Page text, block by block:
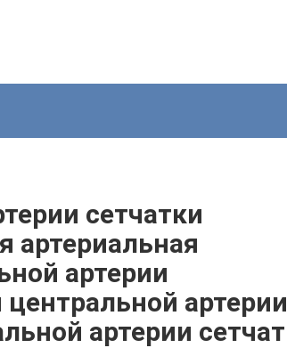
сетчатки
артериальная
артерии
артерии
артерии сетчат